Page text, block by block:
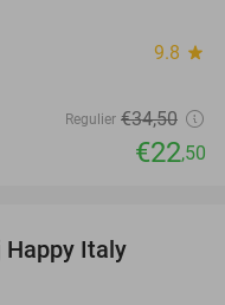
9.8 star
Regulier €34,50
€22,50
Happy Italy